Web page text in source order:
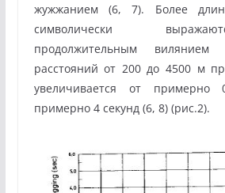
жужжанием (6, 7). Более
символически
продолжительным
расстояний от 200 до 4500 м
увеличивается от примерно
примерно 4 секунд (6, 8) (рис.2).